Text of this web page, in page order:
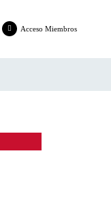
Acceso Miembros